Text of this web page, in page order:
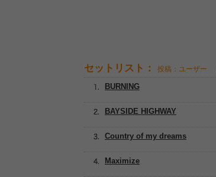
セットリスト： 投稿：ユーザー
BAYSIDE HIGHWAY
Maximize
Country of my dreams
BURNING